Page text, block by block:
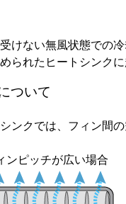
けない無風状態での
られたヒートシンク
ついて
ンクでは、フィン間
ンピッチが広い場合